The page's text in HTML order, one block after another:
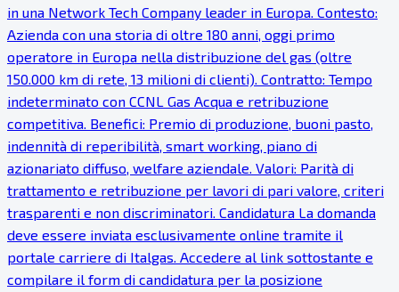
in una Network Tech Company leader in Europa. Contesto:
Azienda con una storia di oltre 180 anni, oggi primo
operatore in Europa nella distribuzione del gas (oltre
150.000 km di rete, 13 milioni di clienti). Contratto: Tempo
indeterminato con CCNL Gas Acqua e retribuzione
competitiva. Benefici: Premio di produzione, buoni pasto,
indennità di reperibilità, smart working, piano di
azionariato diffuso, welfare aziendale. Valori: Parità di
trattamento e retribuzione per lavori di pari valore, criteri
trasparenti e non discriminatori. Candidatura La domanda
deve essere inviata esclusivamente online tramite il
portale carriere di Italgas. Accedere al link sottostante e
compilare il form di candidatura per la posizione